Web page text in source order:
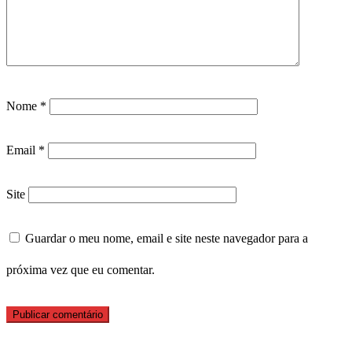
Nome *
Email *
Site
Guardar o meu nome, email e site neste navegador para a
próxima vez que eu comentar.